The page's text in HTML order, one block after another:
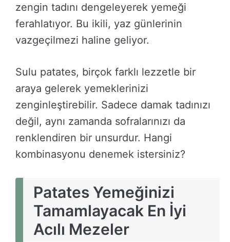
zengin tadını dengeleyerek yemeği
ferahlatıyor. Bu ikili, yaz günlerinin
vazgeçilmezi haline geliyor.
Sulu patates, birçok farklı lezzetle bir
araya gelerek yemeklerinizi
zenginleştirebilir. Sadece damak tadınızı
değil, aynı zamanda sofralarınızı da
renklendiren bir unsurdur. Hangi
kombinasyonu denemek istersiniz?
Patates Yemeğinizi
Tamamlayacak En İyi
Acılı Mezeler